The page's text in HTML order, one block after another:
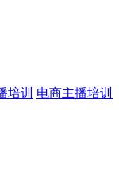
培训 电商主播培训